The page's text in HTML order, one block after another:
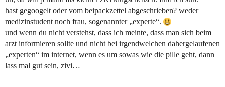
hast gegoogelt oder vom beipackzettel abgeschrieben? weder
medizinstudent noch frau, sogenannter „experte“.
und wenn du nicht verstehst, dass ich meinte, dass man sich beim
arzt informieren sollte und nicht bei irgendwelchen dahergelaufenen
„experten“ im internet, wenn es um sowas wie die pille geht, dann
lass mal gut sein, zivi…